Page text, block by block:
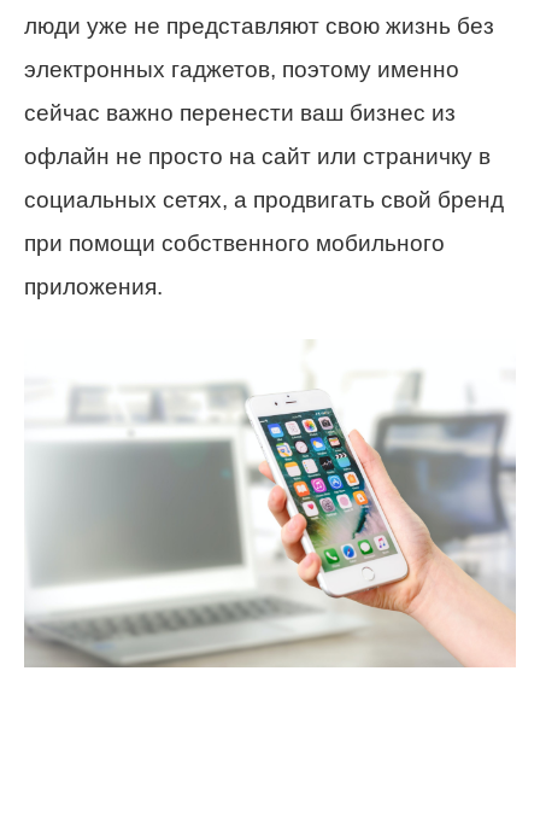
люди уже не представляют свою жизнь без
электронных гаджетов, поэтому именно
сейчас важно перенести ваш бизнес из
офлайн не просто на сайт или страничку в
социальных сетях, а продвигать свой бренд
при помощи собственного мобильного
приложения.